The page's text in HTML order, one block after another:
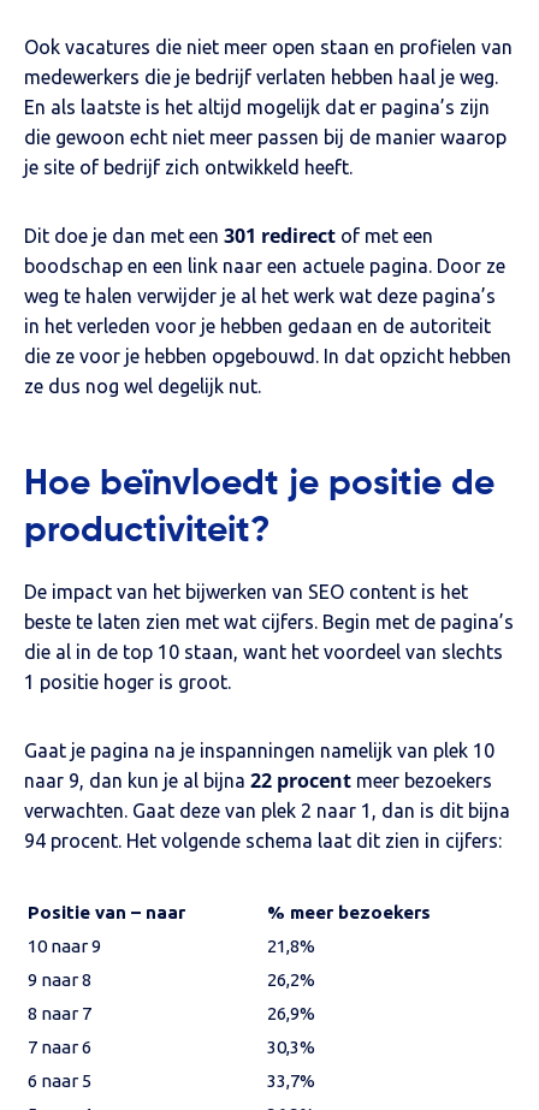
Ook vacatures die niet meer open staan en profielen van
medewerkers die je bedrijf verlaten hebben haal je weg.
En als laatste is het altijd mogelijk dat er pagina’s zijn
die gewoon echt niet meer passen bij de manier waarop
je site of bedrijf zich ontwikkeld heeft.
Dit doe je dan met een 301 redirect of met een
boodschap en een link naar een actuele pagina. Door ze
weg te halen verwijder je al het werk wat deze pagina’s
in het verleden voor je hebben gedaan en de autoriteit
die ze voor je hebben opgebouwd. In dat opzicht hebben
ze dus nog wel degelijk nut.
Hoe beïnvloedt je positie de
productiviteit?
De impact van het bijwerken van SEO content is het
beste te laten zien met wat cijfers. Begin met de pagina’s
die al in de top 10 staan, want het voordeel van slechts
1 positie hoger is groot.
Gaat je pagina na je inspanningen namelijk van plek 10
naar 9, dan kun je al bijna 22 procent meer bezoekers
verwachten. Gaat deze van plek 2 naar 1, dan is dit bijna
94 procent. Het volgende schema laat dit zien in cijfers:
Positie van – naar
% meer bezoekers
10 naar 9
21,8%
9 naar 8
26,2%
8 naar 7
26,9%
7 naar 6
30,3%
6 naar 5
33,7%